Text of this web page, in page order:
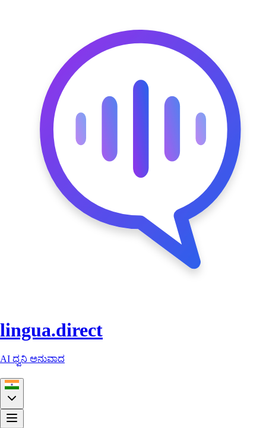
lingua.direct
AI ಧ್ವನಿ ಅನುವಾದ